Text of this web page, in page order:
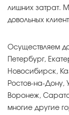
лишних затрат.
довольных
Осуществляем
Петербург,
Новосибирск,
Ростов-на-Дону,
Воронеж,
многие другие